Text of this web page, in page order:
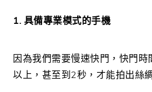
1. 具備專業模式的手機
因為我們需要慢速快門，快門
以上，甚至到2秒，才能拍出絲